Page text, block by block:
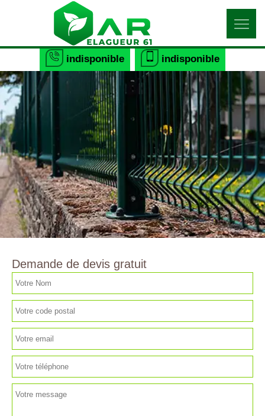
indisponible indisponible
Demande de devis gratuit